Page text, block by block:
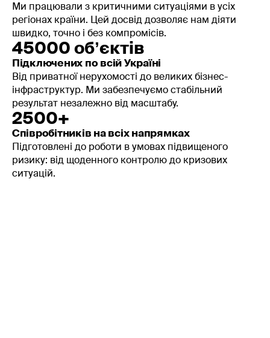
Ми працювали з критичними ситуаціями в усіх
регіонах країни. Цей досвід дозволяє нам діяти
швидко, точно і без компромісів.
45000 обʼєктів
Підключених по всій Україні
Від приватної нерухомості до великих бізнес-
інфраструктур. Ми забезпечуємо стабільний
результат незалежно від масштабу.
2500+
Співробітників на всіх напрямках
Підготовлені до роботи в умовах підвищеного
ризику: від щоденного контролю до кризових
ситуацій.